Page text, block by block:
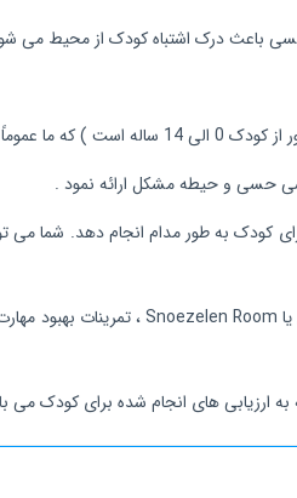
درک اشتباه کودک از محیط می شود که
متوجه می شویم (
حسی و حیطه مشکل ارائه نمود .
ارزیابی های انجام شده برای کودک می